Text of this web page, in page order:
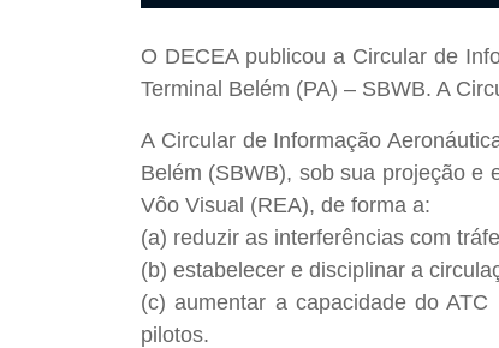
O DECEA publicou a Circular de
Terminal Belém (PA) – SBWB. A
A Circular de Informação
Belém (SBWB), sob sua projeção e
Vôo Visual (REA), de forma a:
(a) reduzir as interferências com
(b) estabelecer e disciplinar a
(c) aumentar a capacidade do
pilotos.